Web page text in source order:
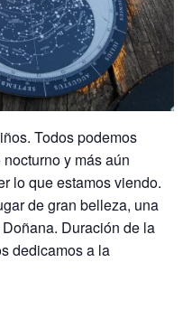
Todos podemos
y más aún
lo que estamos viendo.
de gran belleza, una
Duración de la
dedicamos a la